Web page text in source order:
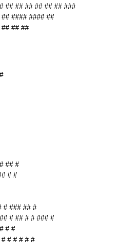
## ## ## ## ## ## ###
#### #### ##
## ##
## #
# #
# ### ## #
# ## # # ### #
# #
# # # # #